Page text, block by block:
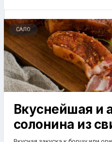
САЛО
Вкуснейшая и
солонина из